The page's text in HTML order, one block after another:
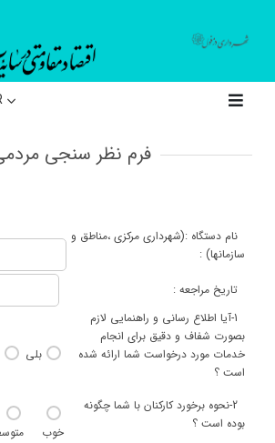
فرم نظر سنجی
نام دستگاه :(شهرداری مرکزی ،مناطق و
سازمانها) :
تاریخ مراجعه :
1-آیا اطلاع رسانی و راهنمایی لازم
بصورت شفاف و دقیق برای انجام
خدمات مورد درخواست شما ارائه شده
است ؟
بلی
2-نحوه برخورد کارکنان با شما چگونه
بوده است ؟
خوب